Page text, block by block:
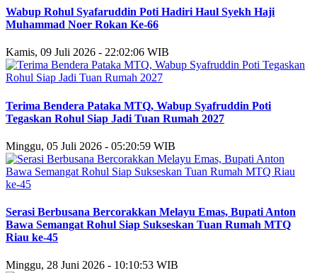
Wabup Rohul Syafaruddin Poti Hadiri Haul Syekh Haji
Muhammad Noer Rokan Ke-66
Kamis, 09 Juli 2026 - 22:02:06 WIB
Terima Bendera Pataka MTQ, Wabup Syafruddin Poti
Tegaskan Rohul Siap Jadi Tuan Rumah 2027
Minggu, 05 Juli 2026 - 05:20:59 WIB
Serasi Berbusana Bercorakkan Melayu Emas, Bupati Anton
Bawa Semangat Rohul Siap Sukseskan Tuan Rumah MTQ
Riau ke-45
Minggu, 28 Juni 2026 - 10:10:53 WIB